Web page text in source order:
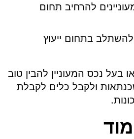
להרחיב תחום
להשתלב בתחום ייעוץ
בעל נכס המעוניין להבין טוב
ולקבל כלים לקבלת